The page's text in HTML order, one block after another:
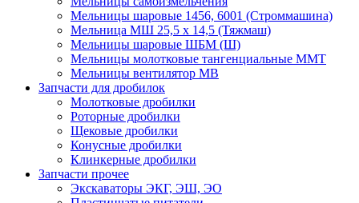
Мельницы шаровые 1456, 6001 (Строммашина)
Мельница МШ 25,5 х 14,5 (Тяжмаш)
Мельницы шаровые ШБМ (Ш)
Мельницы молотковые тангенциальные ММТ
Мельницы вентилятор МВ
Запчасти для дробилок
Молотковые дробилки
Роторные дробилки
Щековые дробилки
Конусные дробилки
Клинкерные дробилки
Запчасти прочее
Экскаваторы ЭКГ, ЭШ, ЭО